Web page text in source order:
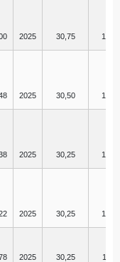
2025 30,75 10,25
2025 30,50 16,75
2025 30,25 12,75
2025 30,25 15,00
2025 30,25 11,25